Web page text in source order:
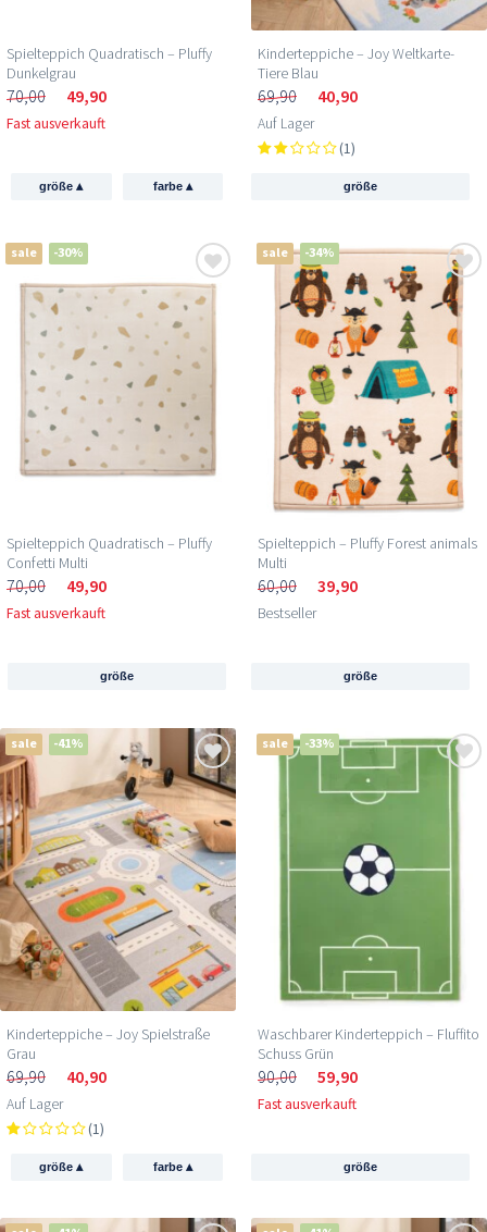
Spielteppich Quadratisch – Pluffy
Dunkelgrau
70,00 49,90
Fast ausverkauft
größe▴ farbe ▴
Kinderteppiche – Joy Weltkarte-
Tiere Blau
69,90 40,90
Auf Lager
(1)
größe
sale -30%
Spielteppich Quadratisch – Pluffy
Confetti Multi
70,00 49,90
Fast ausverkauft
größe
sale -34%
Spielteppich – Pluffy Forest animals
Multi
60,00 39,90
Bestseller
größe
sale -41%
Kinderteppiche – Joy Spielstraße
Grau
69,90 40,90
Auf Lager
(1)
größe▴ farbe ▴
sale -33%
Waschbarer Kinderteppich – Fluffito
Schuss Grün
90,00 59,90
Fast ausverkauft
größe